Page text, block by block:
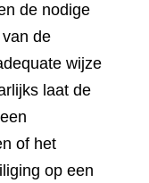
de nodige
de
wijze
laat de
of het
op een